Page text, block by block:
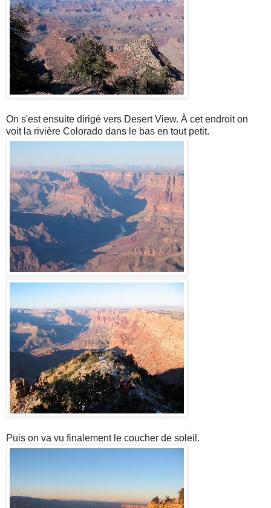
On s'est ensuite dirigé vers Desert View. À cet endroit on
voit la rivière Colorado dans le bas en tout petit.
Puis on va vu finalement le coucher de soleil.